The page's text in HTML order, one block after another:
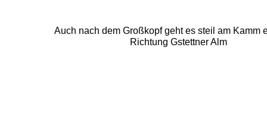
Auch nach dem Großkopf geht es steil am Kamm
Richtung Gstettner Alm